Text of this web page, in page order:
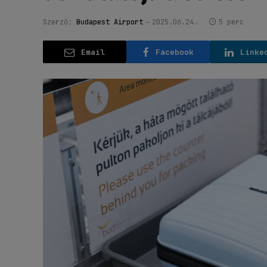
Szerző: Budapest Airport 2025.06.24. 5 perc
Email Facebook